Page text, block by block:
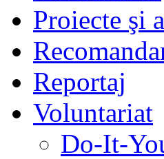
Proiecte şi
Reportaj
Voluntariat
Do-It-